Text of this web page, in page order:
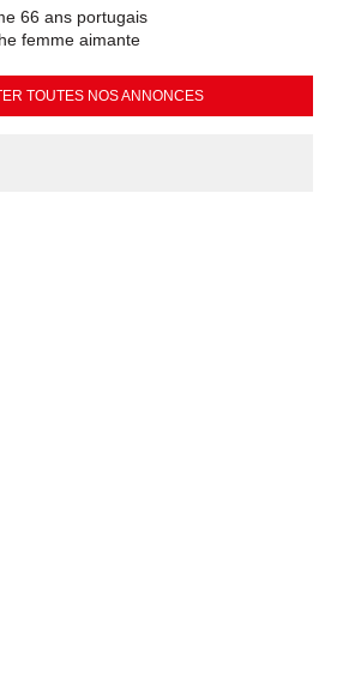
66 ans portugais
femme aimante
TOUTES NOS ANNONCES